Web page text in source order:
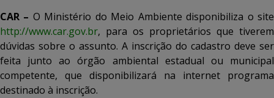
CAR – O Ministério do Meio Ambiente disponibiliza o site
http://www.car.gov.br, para os proprietários que tiverem
dúvidas sobre o assunto. A inscrição do cadastro deve ser
feita junto ao órgão ambiental estadual ou municipal
competente, que disponibilizará na internet programa
destinado à inscrição.